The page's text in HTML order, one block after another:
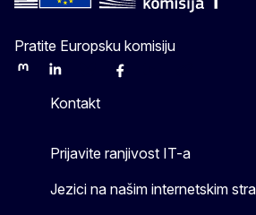
Pratite Europsku komisiju
MastodonLinkedInBlueskyFacebook
Kontakt
Prijavite ranjivost IT-a
Jezici na našim internetskim